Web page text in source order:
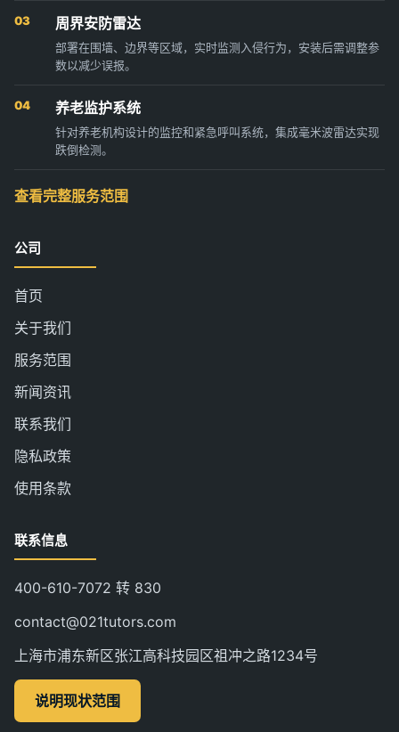
03 周界安防雷达
部署在围墙、边界等区域，实时监测入侵行为，安装后需调整参
数以减少误报。
04 养老监护系统
针对养老机构设计的监控和紧急呼叫系统，集成毫米波雷达实现
跌倒检测。
查看完整服务范围
公司
首页
关于我们
服务范围
新闻资讯
联系我们
隐私政策
使用条款
联系信息
400-610-7072 转 830
contact@021tutors.com
上海市浦东新区张江高科技园区祖冲之路1234号
说明现状范围